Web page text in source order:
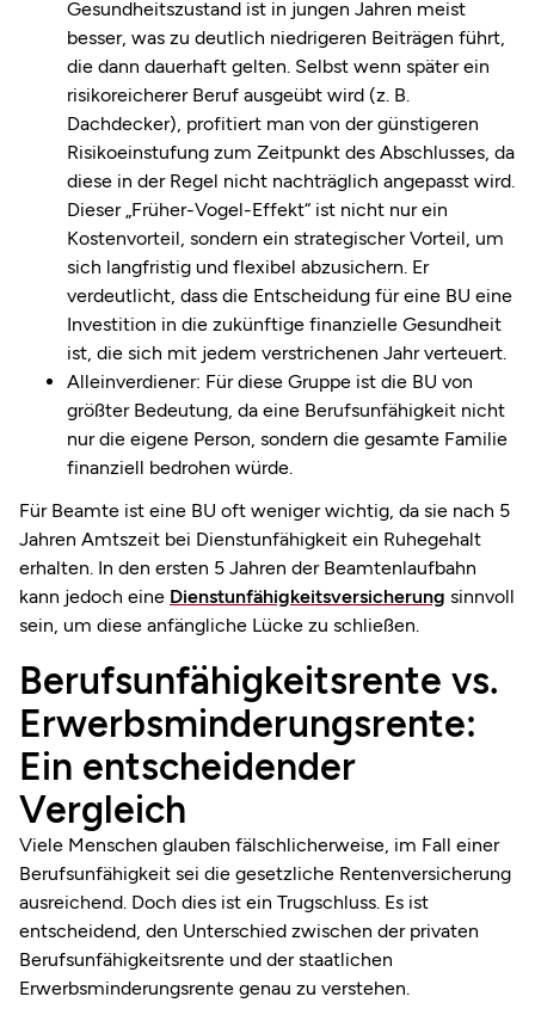
Gesundheitszustand ist in jungen Jahren meist
besser, was zu deutlich niedrigeren Beiträgen führt,
die dann dauerhaft gelten. Selbst wenn später ein
risikoreicherer Beruf ausgeübt wird (z. B.
Dachdecker), profitiert man von der günstigeren
Risikoeinstufung zum Zeitpunkt des Abschlusses, da
diese in der Regel nicht nachträglich angepasst wird.
Dieser „Früher-Vogel-Effekt“ ist nicht nur ein
Kostenvorteil, sondern ein strategischer Vorteil, um
sich langfristig und flexibel abzusichern. Er
verdeutlicht, dass die Entscheidung für eine BU eine
Investition in die zukünftige finanzielle Gesundheit
ist, die sich mit jedem verstrichenen Jahr verteuert.
Alleinverdiener: Für diese Gruppe ist die BU von
größter Bedeutung, da eine Berufsunfähigkeit nicht
nur die eigene Person, sondern die gesamte Familie
finanziell bedrohen würde.
Für Beamte ist eine BU oft weniger wichtig, da sie nach 5
Jahren Amtszeit bei Dienstunfähigkeit ein Ruhegehalt
erhalten. In den ersten 5 Jahren der Beamtenlaufbahn
kann jedoch eine Dienstunfähigkeitsversicherung sinnvoll
sein, um diese anfängliche Lücke zu schließen.
Berufsunfähigkeitsrente vs.
Erwerbsminderungsrente:
Ein entscheidender
Vergleich
Viele Menschen glauben fälschlicherweise, im Fall einer
Berufsunfähigkeit sei die gesetzliche Rentenversicherung
ausreichend. Doch dies ist ein Trugschluss. Es ist
entscheidend, den Unterschied zwischen der privaten
Berufsunfähigkeitsrente und der staatlichen
Erwerbsminderungsrente genau zu verstehen.